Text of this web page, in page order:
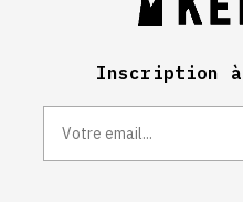
Inscription